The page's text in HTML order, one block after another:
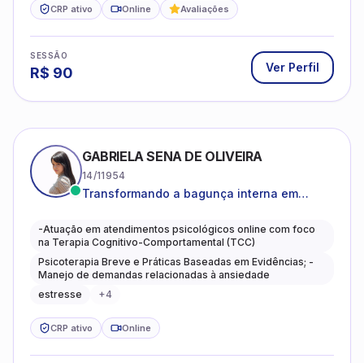
CRP ativo Online Avaliações
SESSÃO
R$ 90 Ver Perfil
GABRIELA SENA DE OLIVEIRA
14/11954
Transformando a bagunça interna em
caminhos mais gentis para se viver.
-Atuação em atendimentos psicológicos online com foco
na Terapia Cognitivo-Comportamental (TCC)
Psicoterapia Breve e Práticas Baseadas em Evidências; -
Manejo de demandas relacionadas à ansiedade
estresse
+4
CRP ativo Online